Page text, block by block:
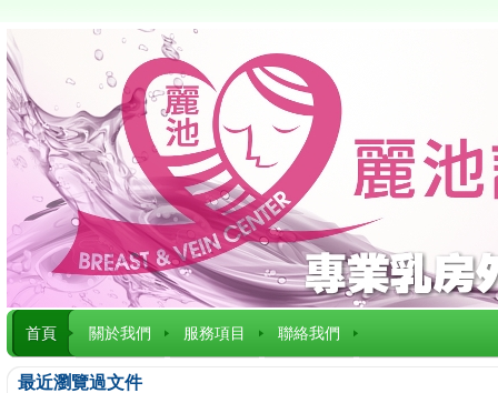
首頁 關於我們 服務項目 聯絡我們
最近瀏覽過文件